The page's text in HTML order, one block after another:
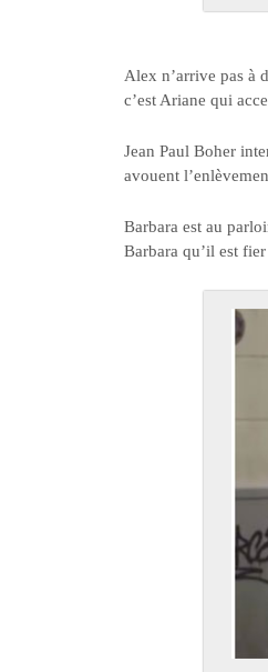
Alex n’arrive pas à
c’est Ariane qui
Jean Paul Boher
avouent
Barbara est au
Barbara qu’il est